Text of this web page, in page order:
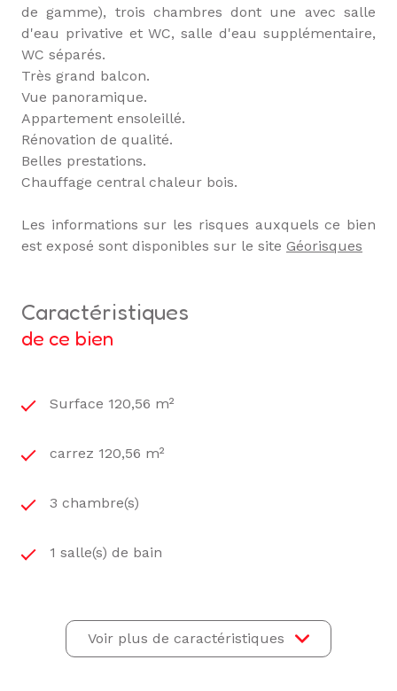
de gamme), trois chambres dont une avec salle
d'eau privative et WC, salle d'eau supplémentaire,
WC séparés.
Très grand balcon.
Vue panoramique.
Appartement ensoleillé.
Rénovation de qualité.
Belles prestations.
Chauffage central chaleur bois.
Les informations sur les risques auxquels ce bien
est exposé sont disponibles sur le site Géorisques
caractéristiques
de ce bien
Surface 120,56 m²
carrez 120,56 m²
3 chambre(s)
1 salle(s) de bain
construit en 1970
Voir plus de caractéristiques